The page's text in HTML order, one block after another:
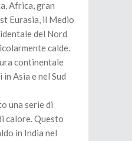
Africa, gran
Eurasia, il Medio
del Nord
calde.
continentale
Asia e nel Sud
una serie di
calore. Questo
in India nel